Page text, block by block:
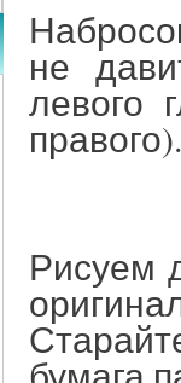
не
левого
правого).
Рисуем